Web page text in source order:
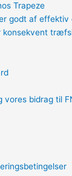
Trapeze
godt af
konsekvent
vores bidrag til